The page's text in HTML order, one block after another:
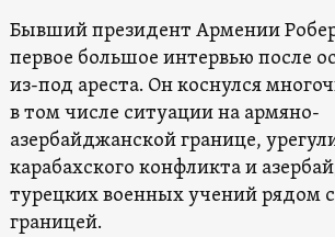
Бывший президент Армении
первое большое интервью после
из-под ареста. Он коснулся
в том числе ситуации на армяно-
азербайджанской границе,
карабахского конфликта и
турецких военных учений рядом
границей.